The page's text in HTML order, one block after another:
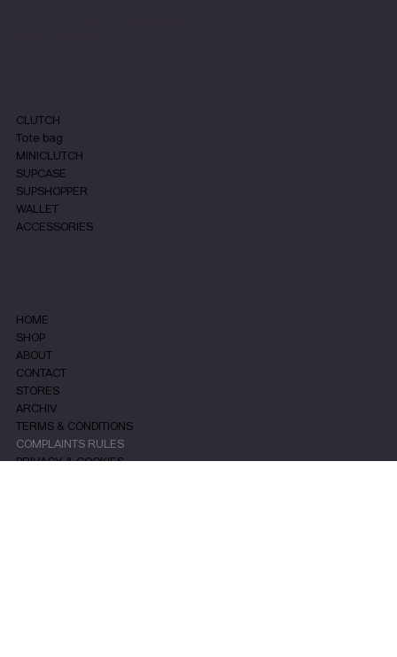
CLUTCH
Tote bag
MINICLUTCH
SUPCASE
SUPSHOPPER
WALLET
ACCESSORIES
HOME
SHOP
ABOUT
CONTACT
STORES
ARCHIV
TERMS & CONDITIONS
COMPLAINTS RULES
PRIVACY & COOKIES